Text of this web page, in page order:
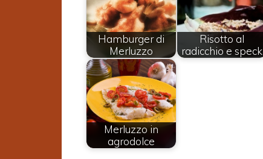
Hamburger di
Merluzzo
Risotto al
radicchio e speck
Merluzzo in
agrodolce